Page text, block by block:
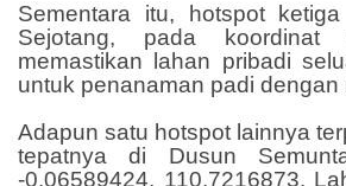
Sementara itu, hotspot
Sejotang, pada koordinat
memastikan lahan pribadi
untuk penanaman padi
Adapun satu hotspot lainnya
tepatnya di Dusun
-0.06589424, 110.7216873.